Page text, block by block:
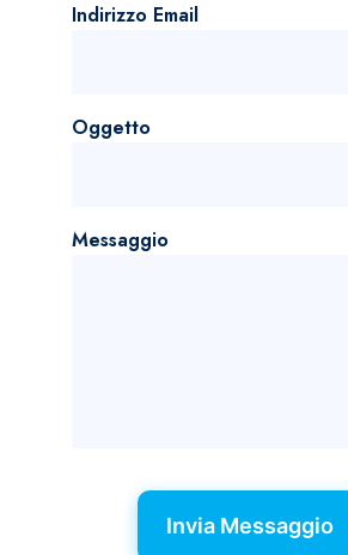
Indirizzo Email
Oggetto
Messaggio
Invia Messaggio